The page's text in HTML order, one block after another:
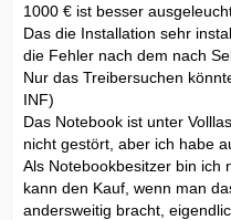
1000 € ist besser
Das die Installation sehr
die Fehler nach dem nach
Nur das Treibersuchen
INF)
Das Notebook ist unter
nicht gestört, aber ich habe
Als Notebookbesitzer bin ich
kann den Kauf, wenn man
andersweitig bracht,